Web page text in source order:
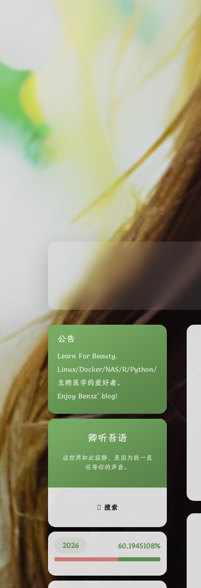
公告
Learn For Beauty.
Linux/Docker/NAS/R/Python/
生物医学的爱好者。
Enjoy Bensz' blog!
卿听吾语
这世界如此寂静，是因为我一直
在等你的声音。
搜索
2026 60.1945218%